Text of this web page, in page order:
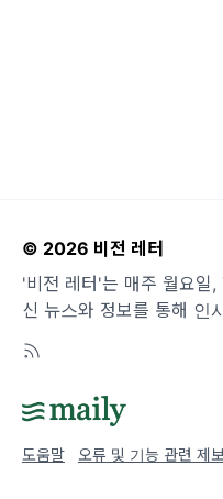
© 2026 비전 레터
'비전 레터'는 매주 월요일
신 뉴스와 정보를 통해 인
도움말
오류 및 기능 관련 제보